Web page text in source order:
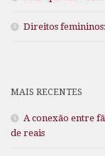
Direitos
MAIS RECENTES
A conexão entre
de reais